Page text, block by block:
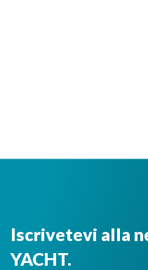
Iscrivetevi alla
YACHT.